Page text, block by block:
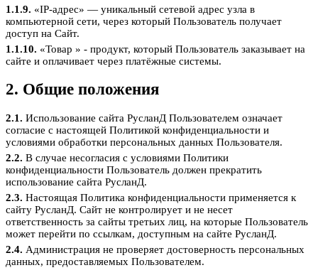
1.1.9. «IP-адрес» — уникальный сетевой адрес узла в
компьютерной сети, через который Пользователь получает
доступ на Сайт.
1.1.10. «Товар » - продукт, который Пользователь заказывает на
сайте и оплачивает через платёжные системы.
2. Общие положения
2.1. Использование сайта РусланД Пользователем означает
согласие с настоящей Политикой конфиденциальности и
условиями обработки персональных данных Пользователя.
2.2. В случае несогласия с условиями Политики
конфиденциальности Пользователь должен прекратить
использование сайта РусланД.
2.3. Настоящая Политика конфиденциальности применяется к
сайту РусланД. Сайт не контролирует и не несет
ответственность за сайты третьих лиц, на которые Пользователь
может перейти по ссылкам, доступным на сайте РусланД.
2.4. Администрация не проверяет достоверность персональных
данных, предоставляемых Пользователем.